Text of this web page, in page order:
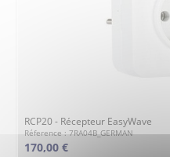
RCP20 - Récepteur EasyWave
Réference : 7RA04B_GERMAN
170,00 €